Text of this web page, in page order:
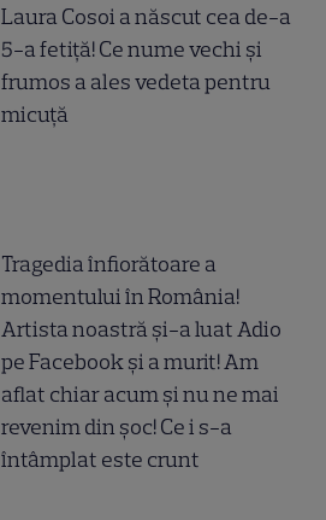
Laura Cosoi a născut cea de-a
5-a fetiță! Ce nume vechi și
frumos a ales vedeta pentru
micuță
Tragedia înfiorătoare a
momentului în România!
Artista noastră și-a luat Adio
pe Facebook și a murit! Am
aflat chiar acum și nu ne mai
revenim din șoc! Ce i s-a
întâmplat este crunt